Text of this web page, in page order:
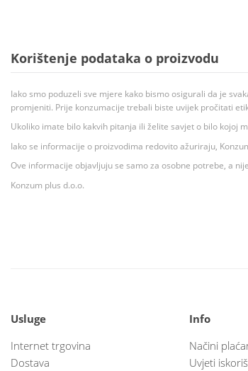
Korištenje podataka o proizvodu
Iako smo poduzeli sve mjere kako bismo osigurali da je
promjeniti. Prije konzumacije trebali biste uvijek pročitati
Ukoliko imate bilo kakvih pitanja ili želite savjet o bilo kojoj
Iako se informacije o proizvodima redovito ažuriraju,
Ove informacije objavljuju se samo za osobne potrebe, a
Konzum plus d.o.o.
Usluge
Internet trgovina
Dostava
Info
Načini
Uvjeti